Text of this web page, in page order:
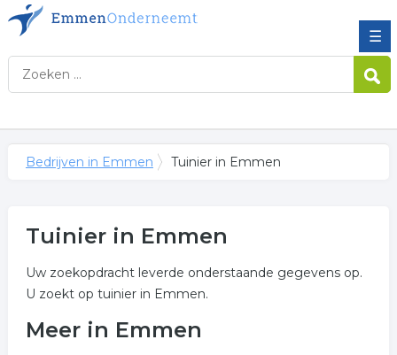
☰
Bedrijven in Emmen Tuinier in Emmen
Tuinier in Emmen
Uw zoekopdracht leverde onderstaande gegevens op.
U zoekt op tuinier in Emmen.
Meer in Emmen